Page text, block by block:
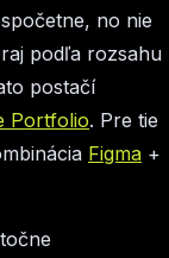
no nie
podľa rozsahu
postačí
Portfolio. Pre tie
Figma +